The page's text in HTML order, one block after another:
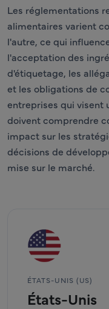
Les réglementations
alimentaires varient
l'autre, ce qui
l'acceptation des
d'étiquetage, les
et les obligations de
entreprises qui visent
doivent comprendre
impact sur les
décisions de
mise sur le marché.
ÉTATS-UNIS (US)
États-Unis